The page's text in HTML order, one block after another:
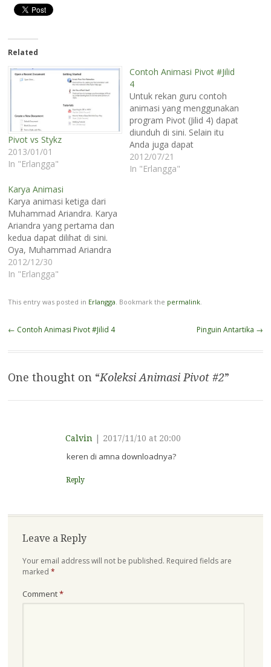
Related
Pivot vs Stykz
2013/01/01
In "Erlangga"
Contoh Animasi Pivot #Jilid
4
Untuk rekan guru contoh
animasi yang menggunakan
program Pivot (Jilid 4) dapat
diunduh di sini. Selain itu
Anda juga dapat
mencarinya di internet
melalui situs video sharing,
2012/07/21
In "Erlangga"
Karya Animasi
Karya animasi ketiga dari
Muhammad Ariandra. Karya
Ariandra yang pertama dan
kedua dapat dilihat di sini.
Oya, Muhammad Ariandra
bersekolah di SDI Al-Azhar
30, Bandung. Ariandra
Ajat Sudrajat untuk
membuat animasi ini. Untuk
animasi bisa dilihat di buku
2012/12/30
In "Erlangga"
This entry was posted in Erlangga. Bookmark the permalink.
Post
← Contoh Animasi Pivot #Jilid 4 Pinguin Antartika →
One thought on “Koleksi Animasi Pivot #2”
Calvin 2017/11/10 at 20:00
keren di amna downloadnya?
Reply
Leave a Reply
Your email address will not be published. Required fields are
marked *
Comment*